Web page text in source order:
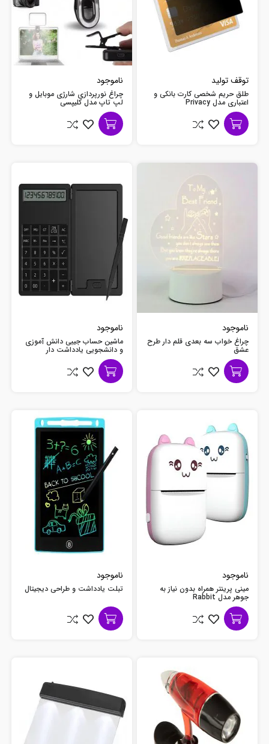
توقف تولید
طلق حریم شخصی کارت بانکی و
اعتباری مدل Privacy
ناموجود
چراغ نورپردازی شارژی موبایل و
لپ تاپ مدل کلیپسی
ناموجود
چراغ خواب سه بعدی قلم دار طرح
عشق
ناموجود
ماشین حساب جیبی دانش آموزی
و دانشجویی یادداشت دار
ناموجود
مینی پرینتر همراه بدون نیاز به
جوهر مدل Rabbit
ناموجود
تبلت یادداشت و طراحی دیجیتال